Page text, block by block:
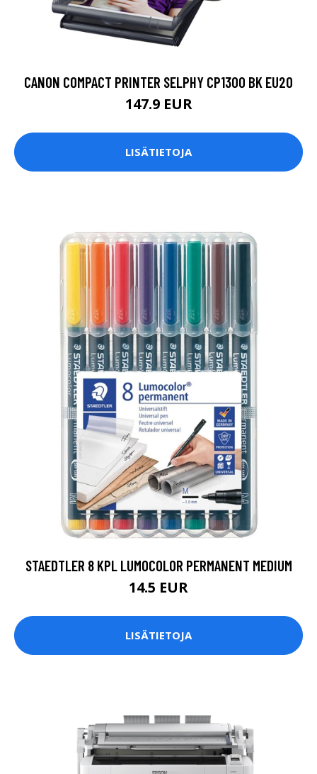
CANON COMPACT PRINTER SELPHY CP1300 BK EU20
147.9 EUR
LISÄTIETOJA
STAEDTLER 8 KPL LUMOCOLOR PERMANENT MEDIUM
14.5 EUR
LISÄTIETOJA